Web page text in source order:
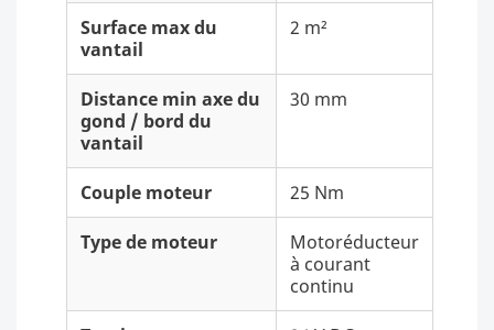
Surface max du
vantail
2 m²
Distance min axe du
gond / bord du
vantail
30 mm
Couple moteur 25 Nm
Type de moteur
Motoréducteur
à courant
continu